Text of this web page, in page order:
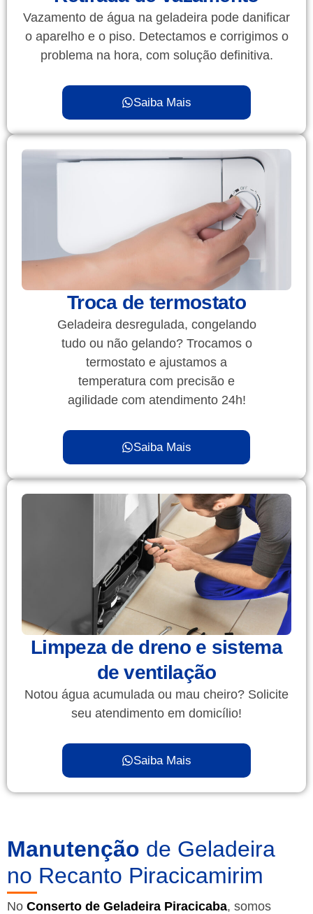
Vazamento de água na geladeira pode danificar
o aparelho e o piso. Detectamos e corrigimos o
problema na hora, com solução definitiva.
Saiba Mais
Troca de termostato
Geladeira desregulada, congelando
tudo ou não gelando? Trocamos o
termostato e ajustamos a
temperatura com precisão e
agilidade com atendimento 24h!
Saiba Mais
Limpeza de dreno e sistema
de ventilação
Notou água acumulada ou mau cheiro? Solicite
seu atendimento em domicílio!
Saiba Mais
Manutenção de Geladeira
no Recanto Piracicamirim
No Conserto de Geladeira Piracicaba, somos